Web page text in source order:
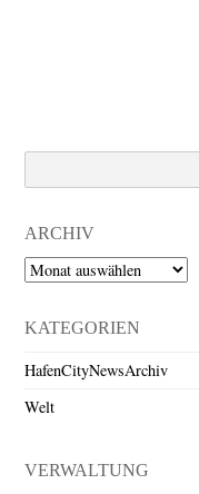
ARCHIV
Archiv
KATEGORIEN
HafenCityNewsArchiv
Welt
VERWALTUNG